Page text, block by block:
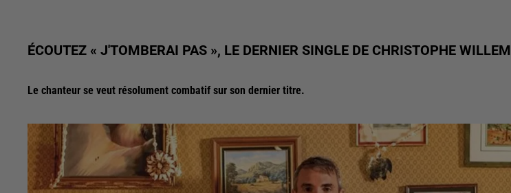
ÉCOUTEZ « J'TOMBERAI PAS », LE DERNIER SINGLE DE CHRISTOPHE WILLEM
Le chanteur se veut résolument combatif sur son dernier titre.